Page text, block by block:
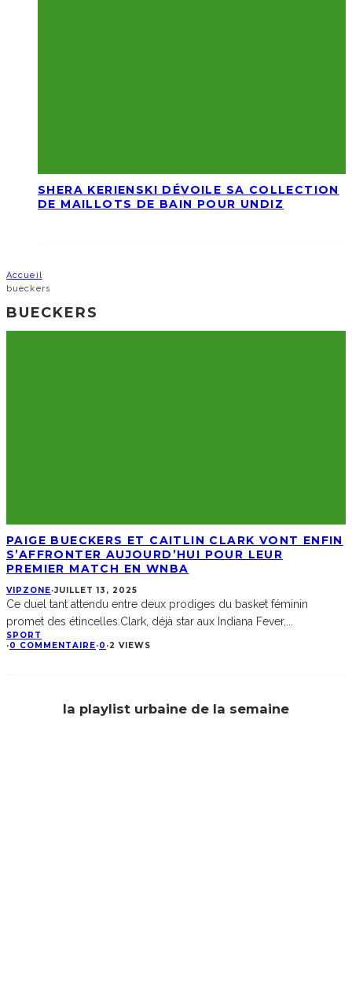
SHERA KERIENSKI DÉVOILE SA COLLECTION
DE MAILLOTS DE BAIN POUR UNDIZ
Accueil
bueckers
BUECKERS
PAIGE BUECKERS ET CAITLIN CLARK VONT ENFIN
S’AFFRONTER AUJOURD’HUI POUR LEUR
PREMIER MATCH EN WNBA
VIPZONE·JUILLET 13, 2025
Ce duel tant attendu entre deux prodiges du basket féminin
promet des étincelles.Clark, déjà star aux Indiana Fever,
SPORT
·0 COMMENTAIRE·0 ·2 VIEWS
la playlist urbaine de la semaine